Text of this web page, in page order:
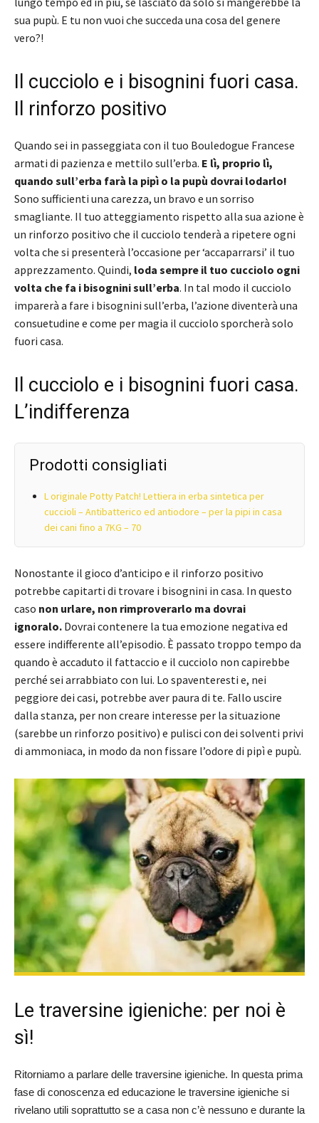
sua pupù. E tu non vuoi che succeda una cosa del genere
vero?!
Il cucciolo e i bisognini fuori casa.
Il rinforzo positivo
Quando sei in passeggiata con il tuo Bouledogue Francese
armati di pazienza e mettilo sull’erba. E lì, proprio lì,
quando sull’erba farà la pipì o la pupù dovrai lodarlo!
Sono sufficienti una carezza, un bravo e un sorriso
smagliante. Il tuo atteggiamento rispetto alla sua azione è
un rinforzo positivo che il cucciolo tenderà a ripetere ogni
volta che si presenterà l’occasione per ‘accaparrarsi’ il tuo
apprezzamento. Quindi, loda sempre il tuo cucciolo ogni
volta che fa i bisognini sull’erba. In tal modo il cucciolo
imparerà a fare i bisognini sull’erba, l’azione diventerà una
consuetudine e come per magia il cucciolo sporcherà solo
fuori casa.
Il cucciolo e i bisognini fuori casa.
L’indifferenza
Prodotti consigliati
L originale Potty Patch! Lettiera in erba sintetica per
cuccioli – Antibatterico ed antiodore – per la pipi in casa
dei cani fino a 7KG – 70
Nonostante il gioco d’anticipo e il rinforzo positivo
potrebbe capitarti di trovare i bisognini in casa. In questo
caso non urlare, non rimproverarlo ma dovrai
ignoralo. Dovrai contenere la tua emozione negativa ed
essere indifferente all’episodio. È passato troppo tempo da
quando è accaduto il fattaccio e il cucciolo non capirebbe
perché sei arrabbiato con lui. Lo spaventeresti e, nei
peggiore dei casi, potrebbe aver paura di te. Fallo uscire
dalla stanza, per non creare interesse per la situazione
(sarebbe un rinforzo positivo) e pulisci con dei solventi privi
di ammoniaca, in modo da non fissare l’odore di pipì e pupù.
Le traversine igieniche: per noi è
sì!
Ritorniamo a parlare delle traversine igieniche. In questa prima
fase di conoscenza ed educazione le traversine igieniche si
rivelano utili soprattutto se a casa non c’è nessuno e durante la